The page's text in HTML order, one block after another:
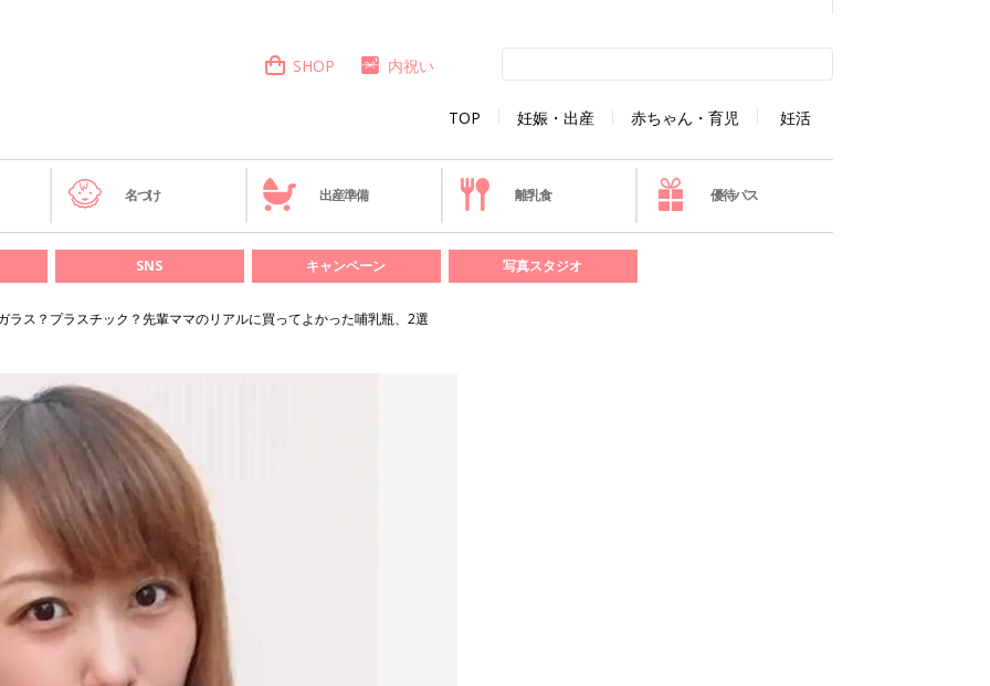
TOP 妊娠・出産 赤ちゃん・育児 妊活
SHOP 内祝い
名づけ 出産準備 離乳食 優待パス
SNS キャンペーン 写真スタジオ
ラス？プラスチック？先輩ママのリアルに買ってよかった哺乳瓶、2選